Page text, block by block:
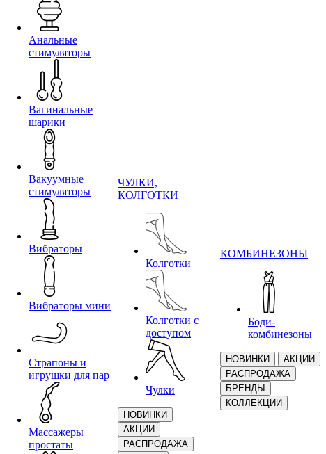
Анальные
стимуляторы
Вагинальные
шарики
Вакуумные
стимуляторы
Вибраторы
Вибраторы мини
Страпоны и
игрушки для пар
Массажеры
простаты
ЧУЛКИ,
КОЛГОТКИ
Колготки
Колготки с
доступом
Чулки
НОВИНКИ
АКЦИИ
РАСПРОДАЖА
КОМБИНЕЗОНЫ
Боди-
комбинезоны
НОВИНКИ
АКЦИИ
РАСПРОДАЖА
БРЕНДЫ
КОЛЛЕКЦИИ